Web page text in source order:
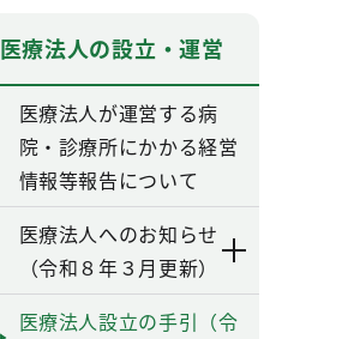
医療法人の設立・運営
医療法人が運営する病
院・診療所にかかる経営
情報等報告について
医療法人へのお知らせ
（令和８年３月更新）
医療法人設立の手引（令